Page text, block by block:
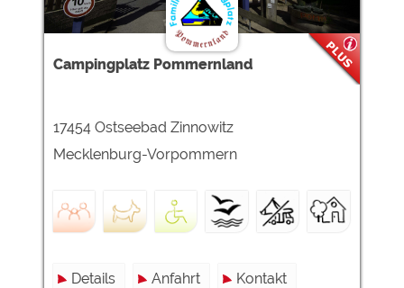
Campingplatz Pommernland
17454 Ostseebad Zinnowitz
Mecklenburg-Vorpommern
Details Anfahrt Kontakt
Google Remarketing
https://policies.google.com/privacy
Die Cookieeinstellungen können jeder Zeit im Footer